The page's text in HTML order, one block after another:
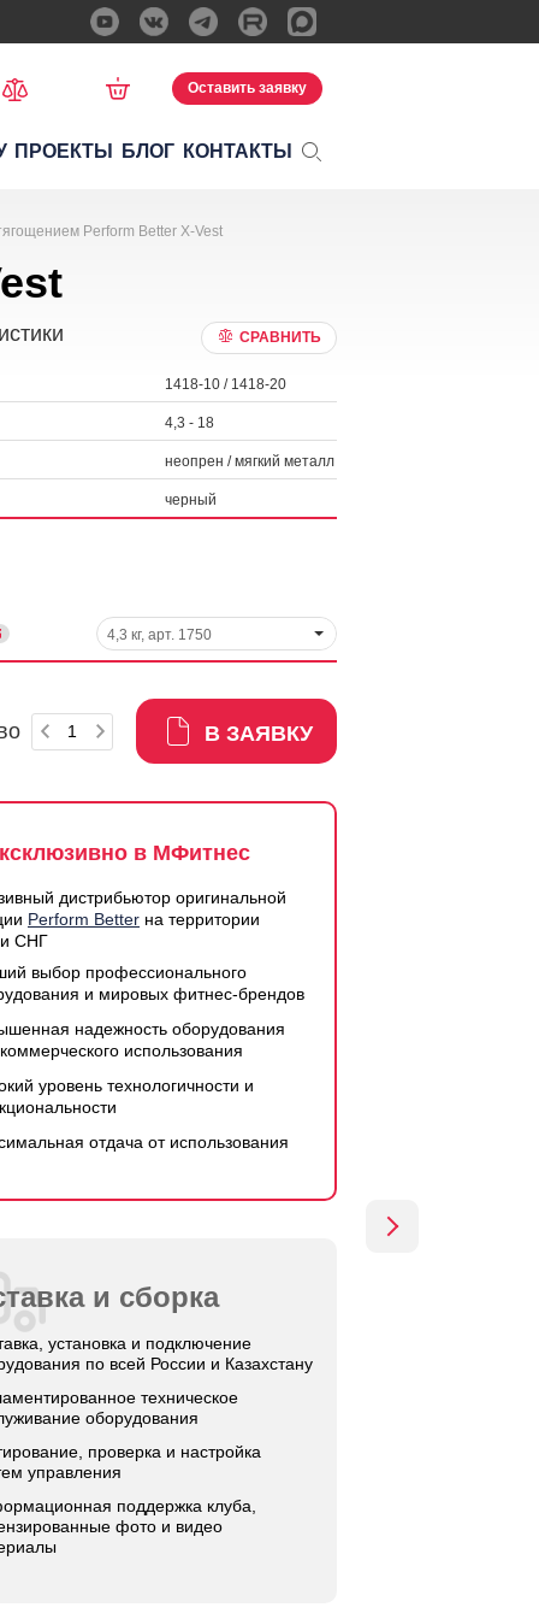
Оставить заявку
ПРОЕКТЫ БЛОГ КОНТАКТЫ
Perform Better X-Vest
СРАВНИТЬ
1418-10 / 1418-20
4,3 - 18
неопрен / мягкий металл
черный
4,3 кг, арт. 1750
В ЗАЯВКУ
в МФитнес
дистрибьютор оригинальной
Perform Better на территории
и СНГ
выбор профессионального
и мировых фитнес-брендов
надежность оборудования
использования
уровень технологичности и
отдача от использования
и сборка
установка и подключение
по всей России и Казахстану
техническое
оборудования
проверка и настройка
управления
поддержка клуба,
фото и видео